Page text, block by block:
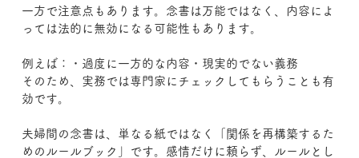
一方で注意点もあります。念書は万能ではなく、内容によ
っては法的に無効になる可能性もあります。
例えば：・過度に一方的な内容・現実的でない義務
そのため、実務では専門家にチェックしてもらうことも有
効です。
夫婦間の念書は、単なる紙ではなく「関係を再構築するた
めのルールブック」です。感情だけに頼らず、ルールとし